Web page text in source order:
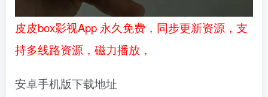
皮皮box影视App 永久免费，同步更新资源，支
持多线路资源，磁力播放，
安卓手机版下载地址